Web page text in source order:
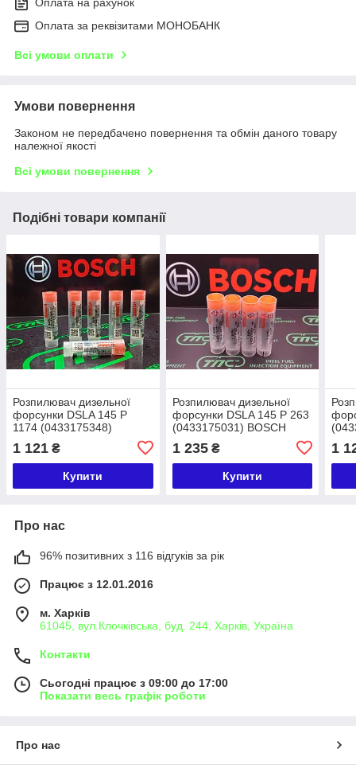
Оплата на рахунок
Оплата за реквізитами МОНОБАНК
Всі умови оплати
Умови повернення
Законом не передбачено повернення та обмін даного товару
належної якості
Всі умови повернення
Подібні товари компанії
Розпилювач дизельної
форсунки DSLA 145 P
1174 (0433175348)
BOSCH Ford, Iveco, Case,
New Holland, Cummins
1 121 ₴
Купити
Розпилювач дизельної
форсунки DSLA 145 P 263
(0433175031) BOSCH
Cummins 6BTA 6BTAA 5.9L
1 235₴
Купити
1
Про нас
96% позитивних з 116 відгуків за рік
Працює з 12.01.2016
м. Харків
61045, вул.Клочківська, буд. 244, Харків, Україна
Контакти
Сьогодні працює з 09:00 до 17:00
Показати весь графік роботи
Про нас